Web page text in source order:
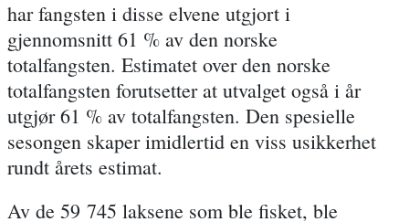
har fangsten i disse elvene utgjort i
gjennomsnitt 61 % av den norske
totalfangsten. Estimatet over den norske
totalfangsten forutsetter at utvalget også i år
utgjør 61 % av totalfangsten. Den spesielle
sesongen skaper imidlertid en viss usikkerhet
rundt årets estimat.
Av de 59 745 laksene som ble fisket, ble